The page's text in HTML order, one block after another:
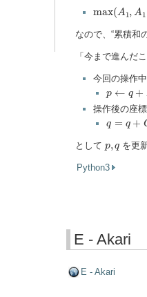
max(A1, A1
(A1 A1
なので、“累積和
「今まで進んだ
今回の操作
p ← q +
← D
操作後の座
q = q +
C
として p, q
p, q を更
Python3
E - Akari
E - Akari